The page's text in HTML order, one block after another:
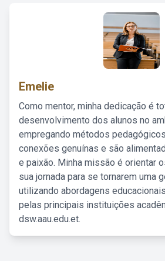
Emelie
Como mentor, minha dedicação é
desenvolvimento dos alunos no
empregando métodos
conexões genuínas e são
e paixão. Minha missão é orientar
sua jornada para se tornarem uma
utilizando abordagens
pelas principais instituições
dsw.aau.edu.et.